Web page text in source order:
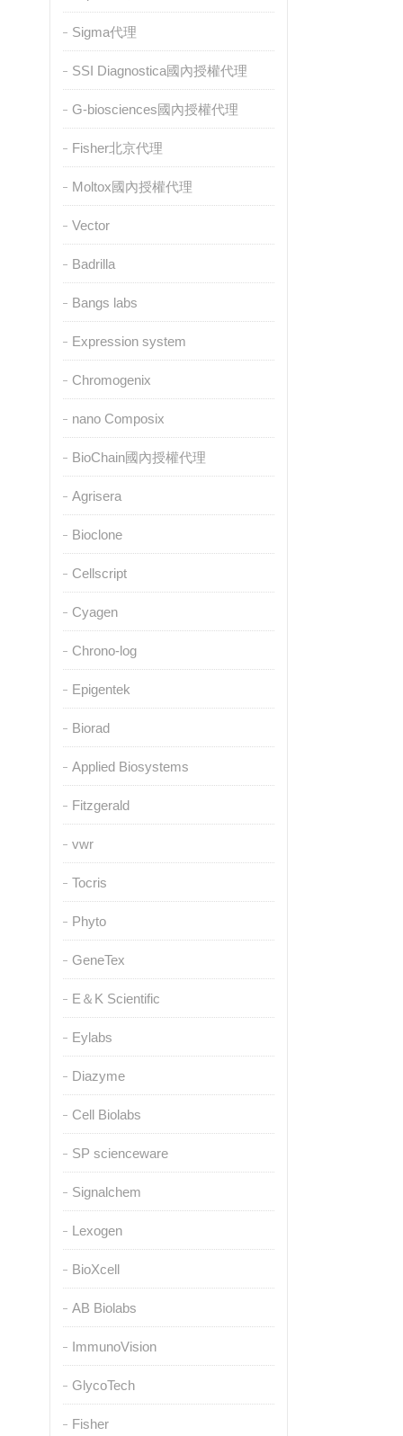
Sigma代理
SSI Diagnostica國內授權代理
G-biosciences國內授權代理
Fisher北京代理
Moltox國內授權代理
Vector
Badrilla
Bangs labs
Expression system
Chromogenix
nano Composix
BioChain國內授權代理
Agrisera
Bioclone
Cellscript
Cyagen
Chrono-log
Epigentek
Biorad
Applied Biosystems
Fitzgerald
vwr
Tocris
Phyto
GeneTex
E＆K Scientific
Eylabs
Diazyme
Cell Biolabs
SP scienceware
Signalchem
Lexogen
BioXcell
AB Biolabs
ImmunoVision
GlycoTech
Fisher